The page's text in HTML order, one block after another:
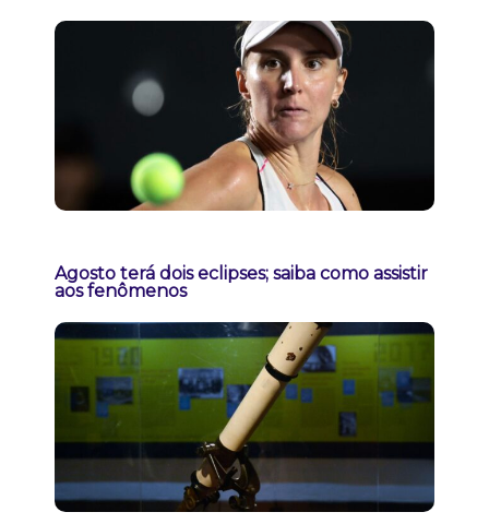
Agosto terá dois eclipses; saiba como assistir
aos fenômenos